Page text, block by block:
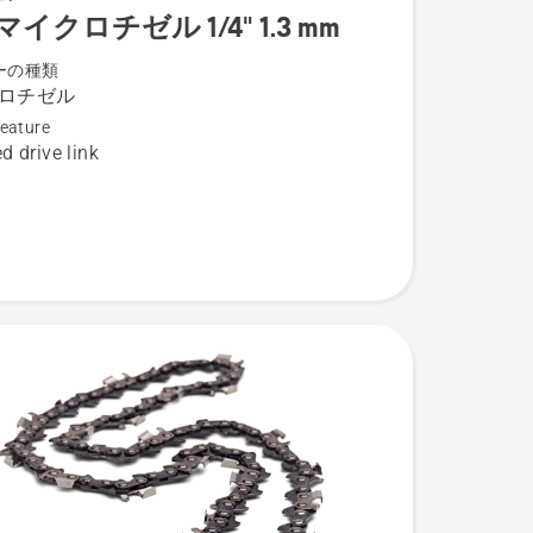
イクロチゼル 1/4" 1.3 mm
の種類
チゼル
drive link